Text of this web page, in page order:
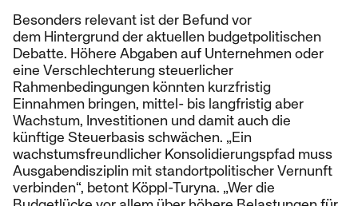
Besonders relevant ist der Befund vor
dem Hintergrund der aktuellen budgetpolitischen
Debatte. Höhere Abgaben auf Unternehmen oder
eine Verschlechterung steuerlicher
Rahmenbedingungen könnten kurzfristig
Einnahmen bringen, mittel- bis langfristig aber
Wachstum, Investitionen und damit auch die
künftige Steuerbasis schwächen. „Ein
wachstumsfreundlicher Konsolidierungspfad muss
Ausgabendisziplin mit standortpolitischer Vernunft
verbinden“, betont Köppl-Turyna. „Wer die